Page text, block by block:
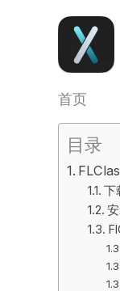
首页
目录
下